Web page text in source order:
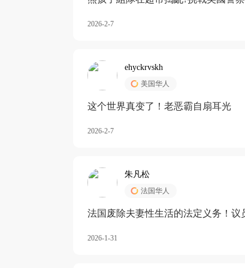
2026-2-7
ehyckrvskh
美国华人
这个世界真变了！老恶霸自扇耳光
2026-2-7
朱凡松
法国华人
法国废除夫妻性生活的法定义务！议
2026-1-31